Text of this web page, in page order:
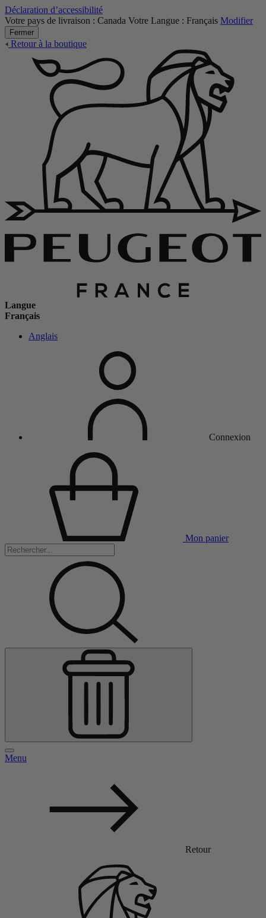
Déclaration d’accessibilité
Votre pays de livraison : Canada Votre Langue : Français Modifier
Fermer
Retour à la boutique
Langue
Français
Anglais
Connexion
Mon panier
Menu
Retour